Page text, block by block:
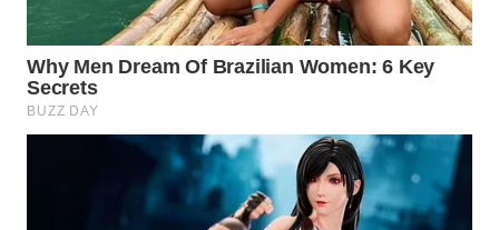
WAHANANEWS
ID
WAHANANEWS